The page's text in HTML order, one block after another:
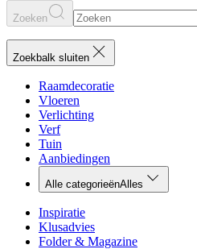
Zoeken
Zoekbalk sluiten
Raamdecoratie
Vloeren
Verlichting
Verf
Tuin
Aanbiedingen
Alle categorieënAlles
Inspiratie
Klusadvies
Folder & Magazine